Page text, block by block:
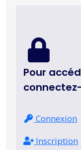
Pour
Connexion
Inscription